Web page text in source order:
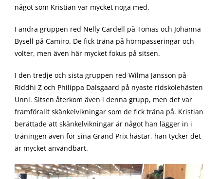
något som Kristian var mycket noga med.
I andra gruppen red Nelly Cardell på Tomas och Johanna
Bysell på Camiro. De fick träna på hörnpasseringar och
volter, men även här mycket fokus på sitsen.
I den tredje och sista gruppen red Wilma Jansson på
Riddhi Z och Philippa Dalsgaard på nyaste ridskolehästen
Unni. Sitsen återkom även i denna grupp, men det var
framförallt skänkelvikningar som de fick träna på. Kristian
berättade att skänkelvikningar är något han lägger in i
träningen även för sina Grand Prix hästar, han tycker det
är mycket användbart.